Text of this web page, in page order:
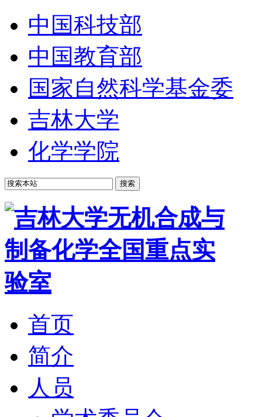
中国科技部
中国教育部
国家自然科学基金委
吉林大学
化学学院
首页
简介
人员